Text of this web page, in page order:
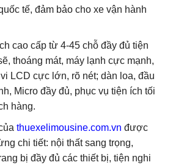
tế, đảm bảo cho xe vận hành
cao cấp từ 4-45 chỗ đầy đủ tiện
thoáng mát, máy lạnh cực mạnh,
LCD cực lớn, rõ nét; dàn loa, đầu
Micro đầy đủ, phục vụ tiện ích tối
hàng.
thuexelimousine.com.vn được
chi tiết: nội thất sang trọng,
bị đầy đủ các thiết bị, tiện nghi